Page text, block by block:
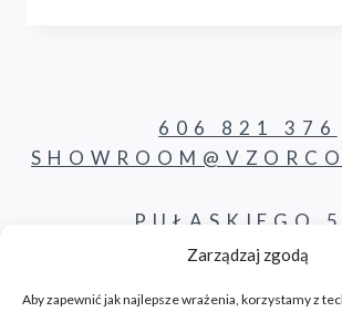
Zarządzaj zgodą
Aby zapewnić jak najlepsze wrażenia, korzystamy z
606 821 376
PUŁASKIEGO
62-800